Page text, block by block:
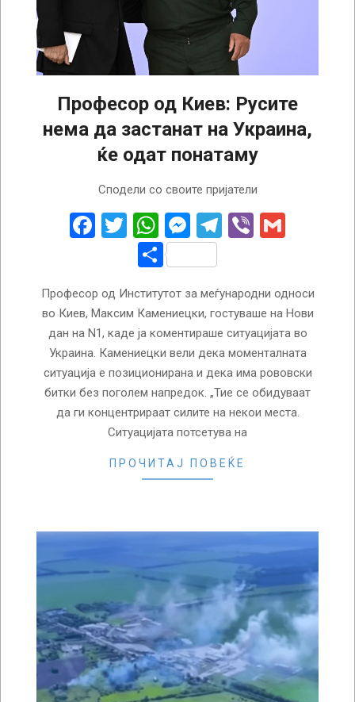
Професор од Киев: Русите
нема да застанат на Украина,
ќе одат понатаму
Сподели со своите пријатели
Facebook
Twitter
WhatsApp
Messenger
Telegram
Viber
Share
Професор од Институтот за меѓународни односи
во Киев, Максим Камениецки, гостуваше на Нови
дан на N1, каде ја коментираше ситуацијата во
Украина. Камениецки вели дека моменталната
ситуација е позиционирана и дека има рововски
битки без поголем напредок. „Тие се обидуваат
да ги концентрираат силите на некои места.
Ситуацијата потсетува на
ПРОЧИТАЈ ПОВЕЌЕ